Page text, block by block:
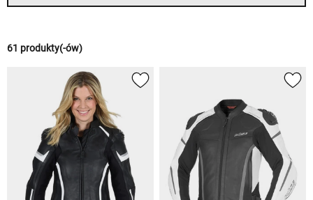
61 produkty(-ów)